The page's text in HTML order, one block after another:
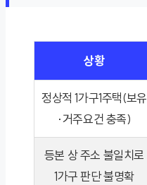
상황
정상적 1가구1주택(보유
·거주요건 충족)
등본 상 주소 불일치로
1가구 판단 불명확